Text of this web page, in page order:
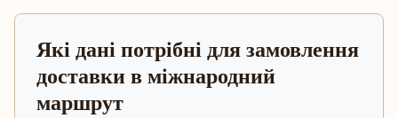
Які дані потрібні для замовлення
доставки в міжнародний
маршрут